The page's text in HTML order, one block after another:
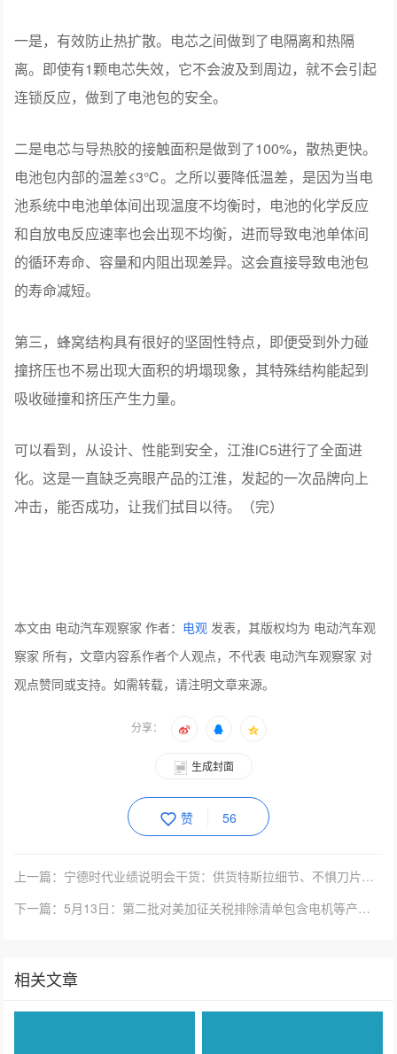
一是，有效防止热扩散。电芯之间做到了电隔离和热隔
离。即使有1颗电芯失效，它不会波及到周边，就不会引起
连锁反应，做到了电池包的安全。
二是电芯与导热胶的接触面积是做到了100%，散热更快。
电池包内部的温差≤3℃。之所以要降低温差，是因为当电
池系统中电池单体间出现温度不均衡时，电池的化学反应
和自放电反应速率也会出现不均衡，进而导致电池单体间
的循环寿命、容量和内阻出现差异。这会直接导致电池包
的寿命减短。
第三，蜂窝结构具有很好的坚固性特点，即便受到外力碰
撞挤压也不易出现大面积的坍塌现象，其特殊结构能起到
吸收碰撞和挤压产生力量。
可以看到，从设计、性能到安全，江淮iC5进行了全面进
化。这是一直缺乏亮眼产品的江淮，发起的一次品牌向上
冲击，能否成功，让我们拭目以待。（完）
本文由 电动汽车观察家 作者： 电观 发表，其版权均为 电动汽车观
察家 所有，文章内容系作者个人观点，不代表 电动汽车观察家 对
观点赞同或支持。如需转载，请注明文章来源。
分享：
生成封面
赞 56
上一篇：宁德时代业绩说明会干货：供货特斯拉细节、不惧刀片电池……
下一篇：5月13日：第二批对美加征关税排除清单包含电机等产品、丰田奕泽IZOA E进擎正...
相关文章